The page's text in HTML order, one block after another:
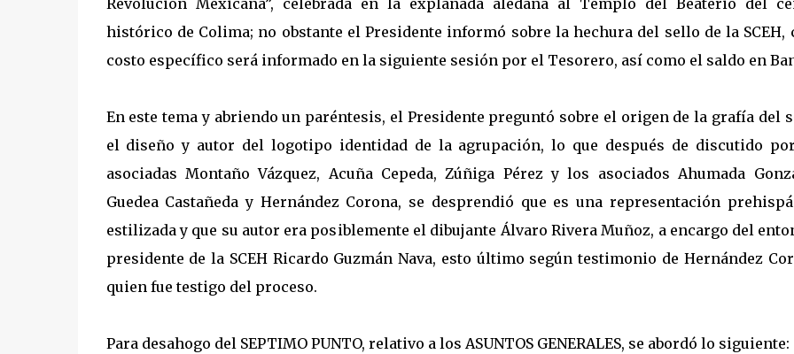
Revolución Mexicana”, celebrada en la explanada aledaña al Templo del Beaterio del
histórico de Colima; no obstante el Presidente informó sobre la hechura del sello de la SCEH,
costo específico será informado en la siguiente sesión por el Tesorero, así como el saldo en
En este tema y abriendo un paréntesis, el Presidente preguntó sobre el origen de la grafía del
el diseño y autor del logotipo identidad de la agrupación, lo que después de discutido
asociadas Montaño Vázquez, Acuña Cepeda, Zúñiga Pérez y los asociados Ahumada
Guedea Castañeda y Hernández Corona, se desprendió que es una representación
estilizada y que su autor era posiblemente el dibujante Álvaro Rivera Muñoz, a encargo del
presidente de la SCEH Ricardo Guzmán Nava, esto último según testimonio de Hernández
quien fue testigo del proceso.
Para desahogo del SEPTIMO PUNTO, relativo a los ASUNTOS GENERALES, se abordó lo siguiente: